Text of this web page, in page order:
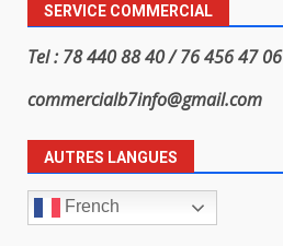
SERVICE COMMERCIAL
Tel : 78 440 88 40 / 76 456 47 06
commercialb7info@gmail.com
AUTRES LANGUES
French